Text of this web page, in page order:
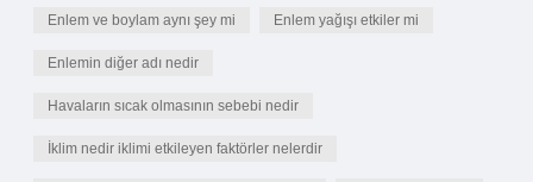
Enlem ve boylam aynı şey mi Enlem yağışı etkiler mi
Enlemin diğer adı nedir
Havaların sıcak olmasının sebebi nedir
İklim nedir iklimi etkileyen faktörler nelerdir